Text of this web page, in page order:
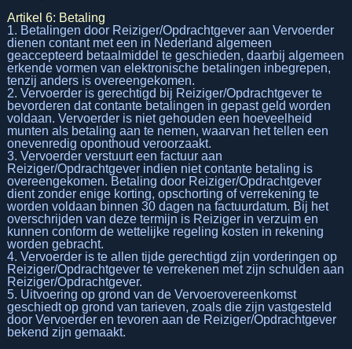
Artikel 6: Betaling
1. Betalingen door Reiziger/Opdrachtgever aan Vervoerder
dienen contant met een in Nederland algemeen
geaccepteerd betaalmiddel te geschieden, daarbij algemeen
erkende vormen van elektronische betalingen inbegrepen,
tenzij anders is overeengekomen.
2. Vervoerder is gerechtigd bij Reiziger/Opdrachtgever te
bevorderen dat contante betalingen in gepast geld worden
voldaan. Vervoerder is niet gehouden een hoeveelheid
munten als betaling aan te nemen, waarvan het tellen een
onevenredig oponthoud veroorzaakt.
3. Vervoerder verstuurt een factuur aan
Reiziger/Opdrachtgever indien niet contante betaling is
overeengekomen. Betaling door Reiziger/Opdrachtgever
dient zonder enige korting, opschorting of verrekening te
worden voldaan binnen 30 dagen na factuurdatum. Bij het
overschrijden van deze termijn is Reiziger in verzuim en
kunnen conform de wettelijke regeling kosten in rekening
worden gebracht.
4. Vervoerder is te allen tijde gerechtigd zijn vorderingen op
Reiziger/Opdrachtgever te verrekenen met zijn schulden aan
Reiziger/Opdrachtgever.
5. Uitvoering op grond van de Vervoerovereenkomst
geschiedt op grond van tarieven, zoals die zijn vastgesteld
door Vervoerder en tevoren aan de Reiziger/Opdrachtgever
bekend zijn gemaakt.